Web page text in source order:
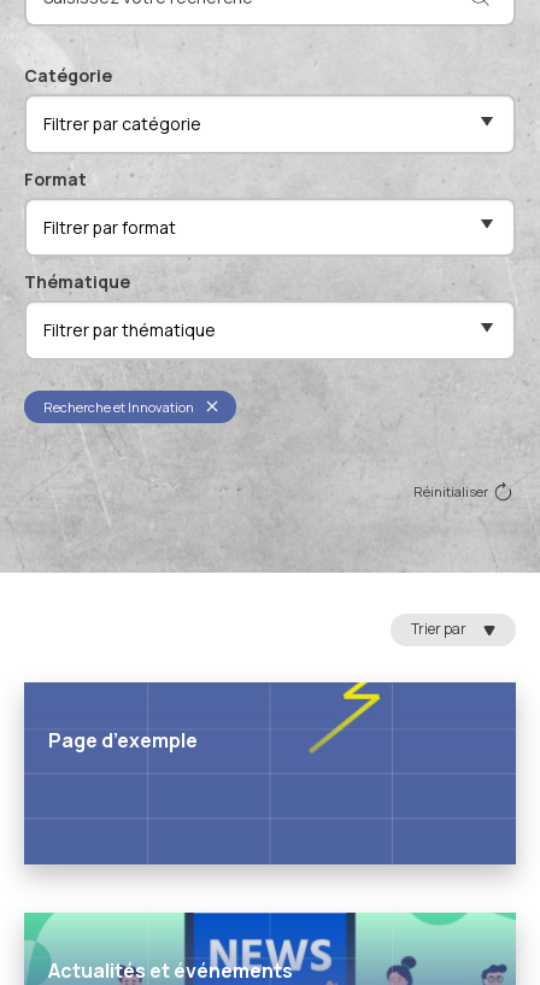
Conférences de professionnels
Publications scientifiques
Proposer mes compétences
Catégorie
Filtrer par catégorie
Format
Filtrer par format
Thématique
Filtrer par thématique
Recherche et Innovation
Réinitialiser
Trier par
Page d’exemple
Actualités et événements